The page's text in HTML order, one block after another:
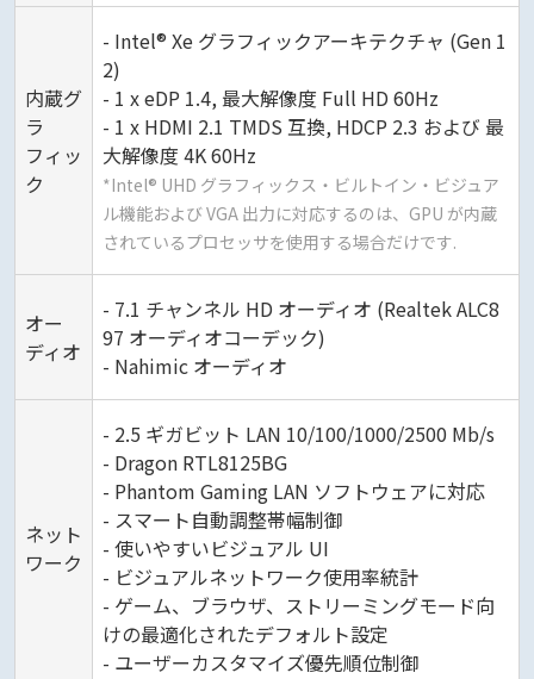
内蔵グ
ラ
フィッ
ク
- Intel® Xe グラフィックアーキテクチャ (Gen 1
2)
- 1 x eDP 1.4, 最大解像度 Full HD 60Hz
- 1 x HDMI 2.1 TMDS 互換, HDCP 2.3 および 最
大解像度 4K 60Hz
*Intel® UHD グラフィックス・ビルトイン・ビジュア
ル機能および VGA 出力に対応するのは、GPU が内蔵
されているプロセッサを使用する場合だけです.
オー
ディオ
- 7.1 チャンネル HD オーディオ (Realtek ALC8
97 オーディオコーデック)
- Nahimic オーディオ
ネット
ワーク
- 2.5 ギガビット LAN 10/100/1000/2500 Mb/s
- Dragon RTL8125BG
- Phantom Gaming LAN ソフトウェアに対応
- スマート自動調整帯幅制御
- 使いやすいビジュアル UI
- ビジュアルネットワーク使用率統計
- ゲーム、ブラウザ、ストリーミングモード向
けの最適化されたデフォルト設定
- ユーザーカスタマイズ優先順位制御